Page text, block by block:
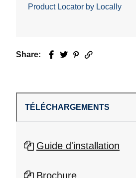
Product Locator by Locally
Share: Facebook
TwitterPinterest
Email
TÉLÉCHARGEMENTS
Guide d'installation
Brochure